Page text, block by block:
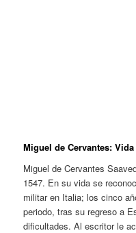
Miguel de Cervantes:
Miguel de Cervantes
1547. En su vida se
militar en Italia; los cinco
periodo, tras su regreso a
dificultades. Al escritor le